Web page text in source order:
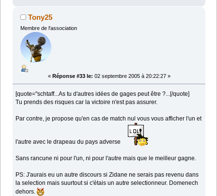
Tony25
Membre de l'association
« Réponse #33 le: 02 septembre 2005 à 20:22:27 »
[quote="schtaff...As tu d'autres idées de gages peut être ?...[/quote]
Tu prends des risques car la victoire n'est pas assurer.
Par contre, je propose qu'en cas de match nul vous vous afficher l'un et
l'autre avec le drapeau du pays adverse
Sans rancune ni pour l'un, ni pour l'autre mais que le meilleur gagne.
PS: J'aurais eu un autre discours si Zidane ne serais pas revenu dans
la selection mais suurtout si c'étais un autre selectionneur. Domenech
dehors.